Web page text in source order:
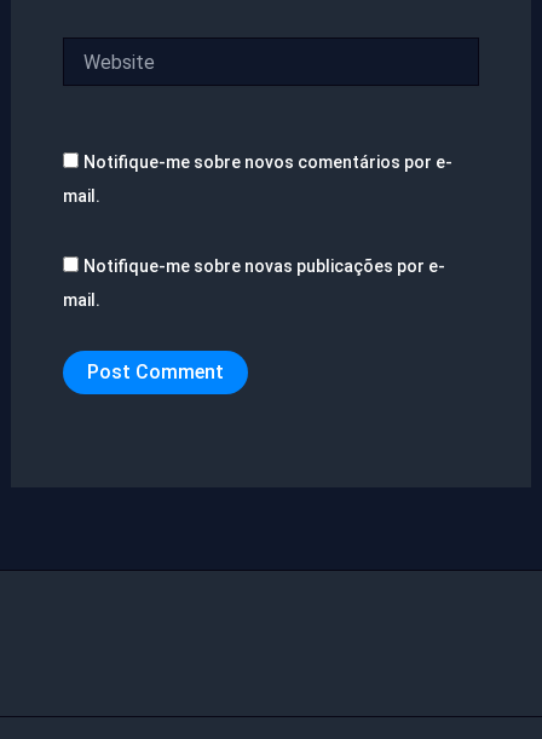
Notifique-me sobre novos comentários por e-
mail.
Notifique-me sobre novas publicações por e-
mail.